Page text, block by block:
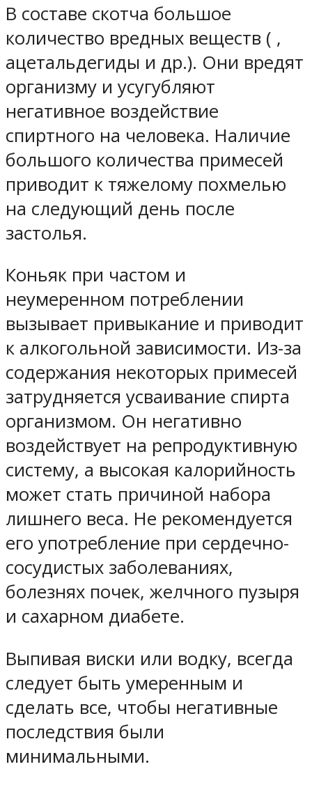
В составе скотча большое
количество вредных веществ ( ,
ацетальдегиды и др.). Они вредят
организму и усугубляют
негативное воздействие
спиртного на человека. Наличие
большого количества примесей
приводит к тяжелому похмелью
на следующий день после
застолья.
Коньяк при частом и
неумеренном потреблении
вызывает привыкание и приводит
к алкогольной зависимости. Из-за
содержания некоторых примесей
затрудняется усваивание спирта
организмом. Он негативно
воздействует на репродуктивную
систему, а высокая калорийность
может стать причиной набора
лишнего веса. Не рекомендуется
его употребление при сердечно-
сосудистых заболеваниях,
болезнях почек, желчного пузыря
и сахарном диабете.
Выпивая виски или водку, всегда
следует быть умеренным и
сделать все, чтобы негативные
последствия были
минимальными.